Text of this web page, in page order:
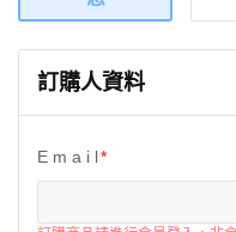
訂購人資料
E m a i l